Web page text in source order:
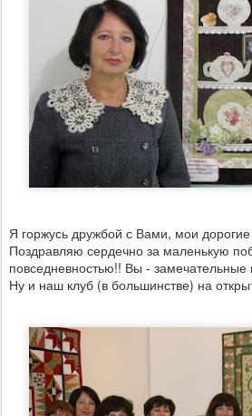
Я горжусь дружбой с Вами, мои
Поздравляю сердечно за маленькую
повседневностью!! Вы - замечательные
Ну и наш клуб (в большинстве) на